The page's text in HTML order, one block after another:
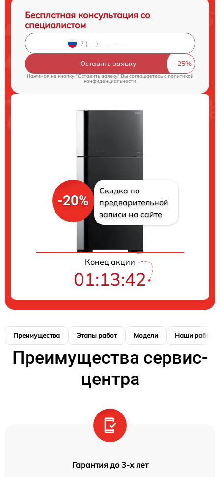
Бесплатная консультация со
специалистом
Оставить заявку
Нажимая на кнопку "Оставить заявку" Вы соглашаетесь cполитикой
конфиденциальности
-20%
Скидка по
предварительной
записи на сайте
Конец акции
01:13:41
Преимущества Этапы работ Модели Наши работы
Преимущества сервис-
центра
Гарантия до 3-х лет